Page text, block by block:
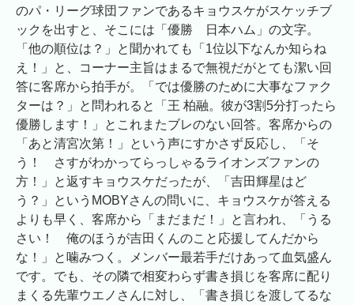
のパ・リーグ球団ファンであるキョウスケがスケッチブ
ックを出すと、そこには「優勝 日本ハム」の文字。
「他の順位は？」と聞かれても「1位以下なんか知らね
え！」と、コーナー主旨はまるで無視だがとても潔い回
答に客席から拍手が。「では優勝のために大事なファク
ターは？」と問われると「王 柏融。彼が3割5分打ったら
優勝します！」とこれまたブレのない回答。客席からの
「あと清宮次第！」という声にすかさず反応し、「そ
う！ さすがわかってらっしゃるライオンズファンの
方！」と返すキョウスケだったが、「吉田輝星はど
う？」というMOBYさんの問いに、キョウスケが答える
よりも早く、客席から「まだまだ！」と言われ、「うる
さい！ 俺のほうが吉田くんのこと応援してんだから
な！」と噛みつく。メンバー最若手だけあって血気盛ん
です。でも、その隣で相変わらず書き損じを客席に配り
まくる先輩ウエノさんに対し、「書き損じを渡してるな